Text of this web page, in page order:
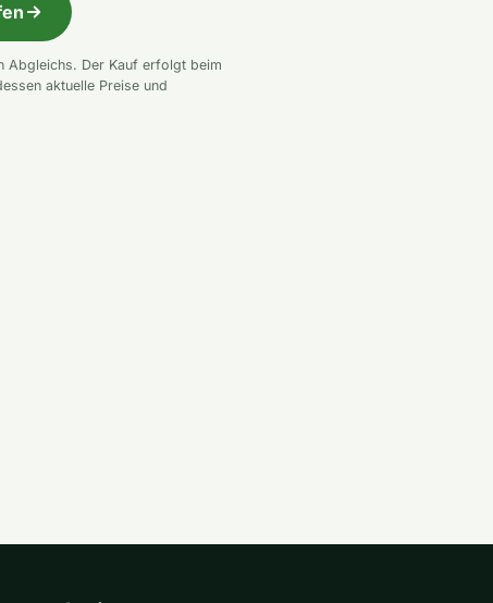
Abgleichs. Der Kauf erfolgt beim
aktuelle Preise und